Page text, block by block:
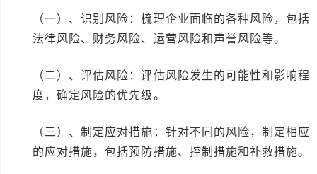
（一）、识别风险：梳理企业面临的各种风险，包括
法律风险、财务风险、运营风险和声誉风险等。
（二）、评估风险：评估风险发生的可能性和影响程
度，确定风险的优先级。
（三）、制定应对措施：针对不同的风险，制定相应
的应对措施，包括预防措施、控制措施和补救措施。